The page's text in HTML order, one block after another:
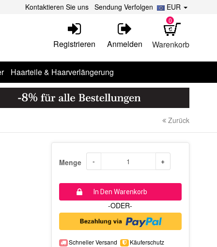
EUR
Kontaktieren Sie uns Sendung Verfolgen
Warenkorb
0
Registrieren Anmelden
Haarteile & Haarverlängerung
Zurück
Menge - +
In Den Warenkorb
-ODER-
Schneller Versand
Käuferschutz